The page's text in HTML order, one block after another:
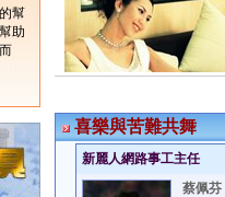
幫
助
喜樂與苦難共舞
新麗人網路事工主任
蔡佩